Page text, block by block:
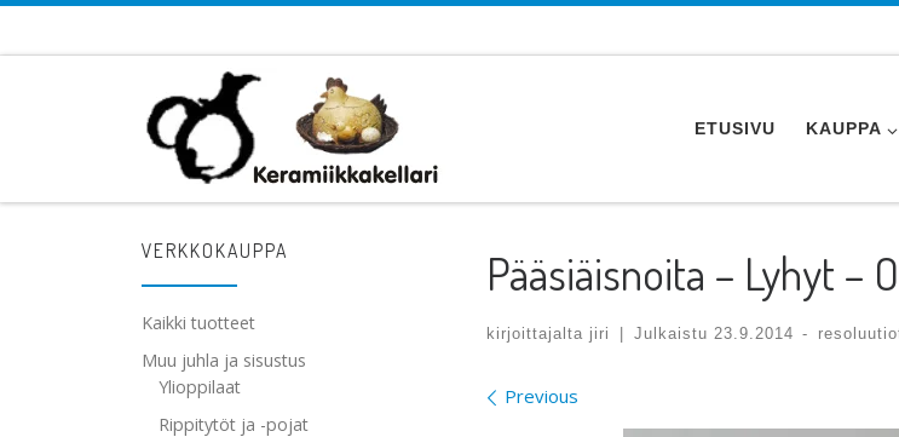
ETUSIVU KAUPPA
Pääsiäisnoita – Lyhyt –
kirjoittajalta jiri Julkaistu 23.9.2014 -
Images navigation
Previous
VERKKOKAUPPA
Kaikki tuotteet
Muu juhla ja sisustus
Ylioppilaat
Rippitytöt ja -pojat